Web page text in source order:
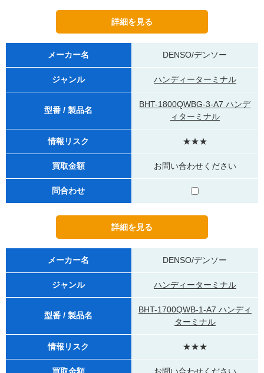
メーカー名 DENSO/デンソー
ジャンル ハンディーターミナル
型番 / 製品名
BHT-1800QWBG-3-A7 ハンデ
ィターミナル
情報リスク ★★★
買取金額 お問い合わせください
問合わせ
メーカー名 DENSO/デンソー
ジャンル ハンディーターミナル
型番 / 製品名
BHT-1700QWB-1-A7 ハンディ
ターミナル
情報リスク ★★★